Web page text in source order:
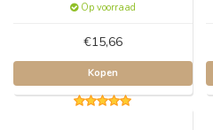
Op voorraad
€15,66
Kopen